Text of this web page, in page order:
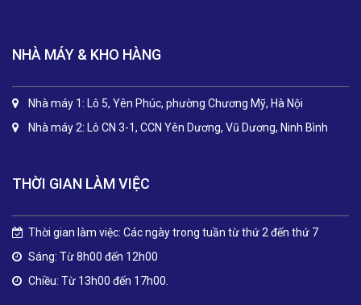
NHÀ MÁY & KHO HÀNG
Nhà máy 1: Lô 5, Yên Phúc, phường Chương Mỹ, Hà Nội
Nhà máy 2: Lô CN 3-1, CCN Yên Dương, Vũ Dương, Ninh Bình
THỜI GIAN LÀM VIỆC
Thời gian làm việc: Các ngày trong tuần từ thứ 2 đến thứ 7
Sáng: Từ 8h00 đến 12h00
Chiều: Từ 13h00 đến 17h00.